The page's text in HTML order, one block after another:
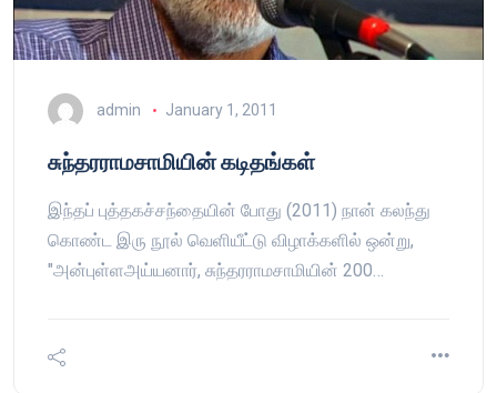
admin January 1, 2011
சுந்தரராமசாமியின் கடிதங்கள்
இந்தப் புத்தகச்சந்தையின் போது (2011) நான் கலந்து
கொண்ட இரு நூல் வெளியீட்டு விழாக்களில் ஒன்று,
"அன்புள்ளஅய்யனார், சுந்தரராமசாமியின் 200…